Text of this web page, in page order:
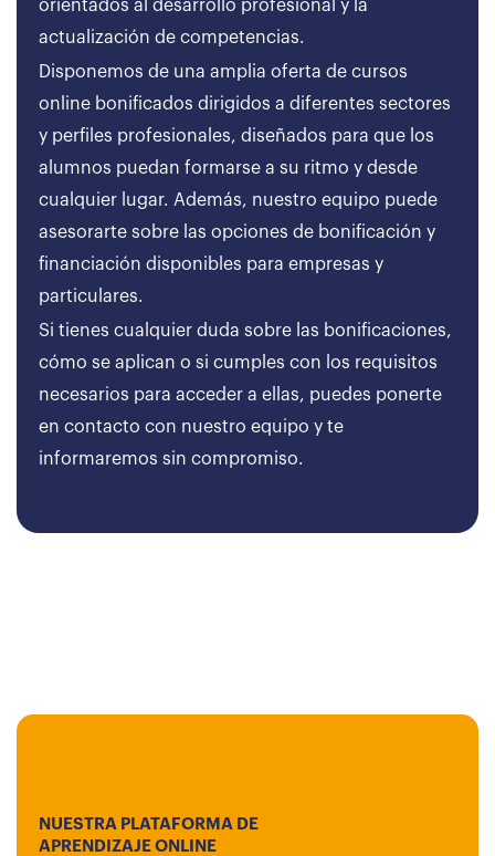
orientados al desarrollo profesional y la
actualización de competencias.
Disponemos de una amplia oferta de cursos
online bonificados dirigidos a diferentes sectores
y perfiles profesionales, diseñados para que los
alumnos puedan formarse a su ritmo y desde
cualquier lugar. Además, nuestro equipo puede
asesorarte sobre las opciones de bonificación y
financiación disponibles para empresas y
particulares.
Si tienes cualquier duda sobre las bonificaciones,
cómo se aplican o si cumples con los requisitos
necesarios para acceder a ellas, puedes ponerte
en contacto con nuestro equipo y te
informaremos sin compromiso.
NUESTRA PLATAFORMA DE
APRENDIZAJE ONLINE